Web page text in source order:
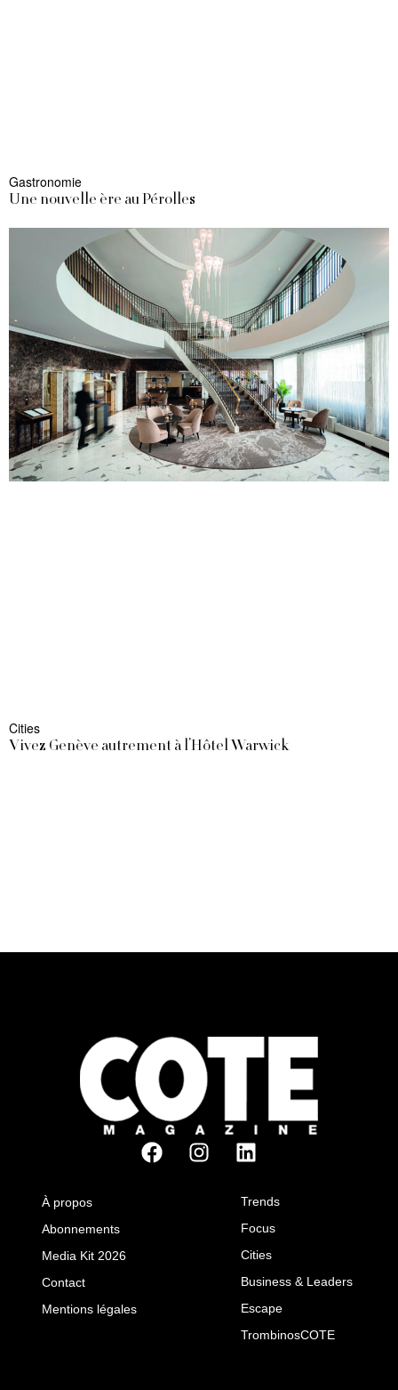
Gastronomie
Une nouvelle ère au Pérolles
Cities
Vivez Genève autrement à l’Hôtel Warwick
À propos
Abonnements
Media Kit 2026
Contact
Mentions légales
Trends
Focus
Cities
Business & Leaders
Escape
TrombinosCOTE